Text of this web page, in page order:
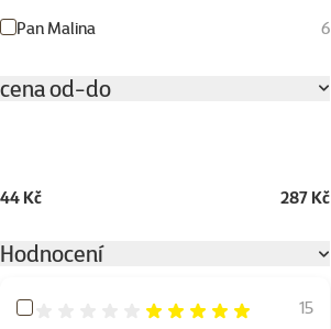
Pan Malina
6
cena od-do
44 Kč 287 Kč
Hodnocení
Hodnocení 100%
15